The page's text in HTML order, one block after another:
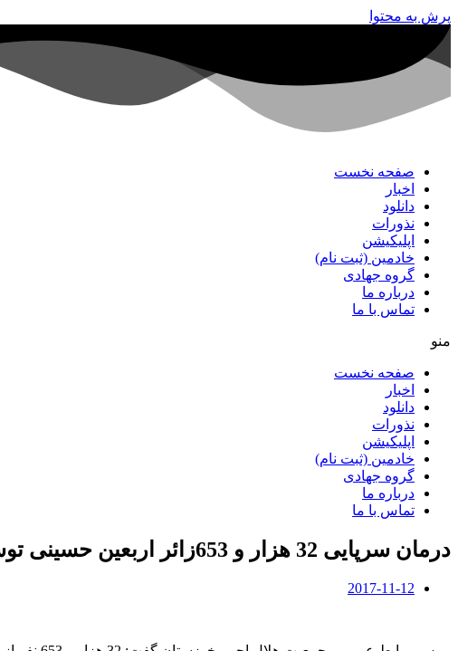
پرش به محتوا
صفحه نخست
اخبار
دانلود
نذورات
اپلیکیشن
خادمین (ثبت نام)
گروه جهادی
درباره ما
تماس با ما
منو
صفحه نخست
اخبار
دانلود
نذورات
اپلیکیشن
خادمین (ثبت نام)
گروه جهادی
درباره ما
تماس با ما
درمان سرپایی 32 هزار و 653زائر اربعین حسینی توسط هلال احمرخوزستان
2017-11-12